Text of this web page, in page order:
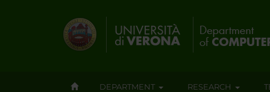
DEPARTMENT RESEARCH